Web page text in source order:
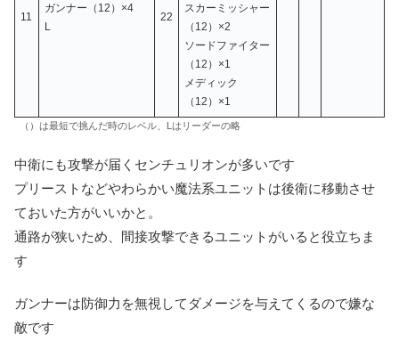
11
ガンナー（12）×4
L
22
スカーミッシャー
（12）×2
ソードファイター
（12）×1
メディック
（12）×1
（）は最短で挑んだ時のレベル、Lはリーダーの略
中衛にも攻撃が届くセンチュリオンが多いです
プリーストなどやわらかい魔法系ユニットは後衛に移動させ
ておいた方がいいかと。
通路が狭いため、間接攻撃できるユニットがいると役立ちま
す
ガンナーは防御力を無視してダメージを与えてくるので嫌な
敵です